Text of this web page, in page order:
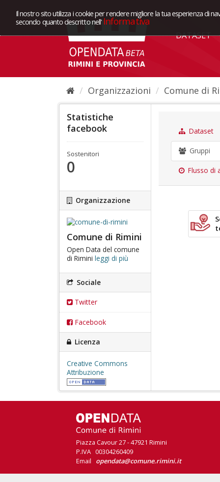
Il nostro sito utilizza i cookie per rendere migliore la tua esperienza di
secondo quanto descritto nell' Informativa
DATASET
Organizzazioni Comune di
Statistiche
facebook
Sostenitori
0
Organizzazione
Comune di Rimini
Open Data del comune
di Rimini leggi di più
Sociale
Twitter
Facebook
Licenza
Creative Commons
Attribuzione
Dataset
Gruppi
Flusso di
Piazza Cavour 27 - 47921 Rimini
P.IVA 00304260409
Email opendata@comune.rimini.it